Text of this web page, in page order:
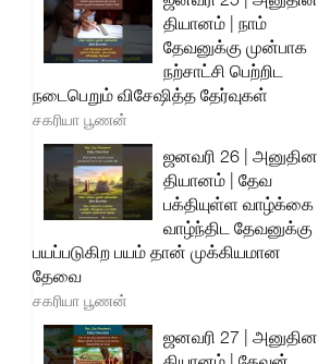
தியானம் | நாம்
தேவனுக்கு முன்பாக
நற்சாட்சி பெற்றிட
நடைபெறும் விசேஷித்த தேர்வுகள்
சகரியா பூணன்
ஜனவரி 26 | அனுதின
தியானம் | தேவ
பக்தியுள்ள வாழ்க்கை
வாழ்ந்திட தேவனுக்கு
பயப்படுகிற பயம் தான் முக்கியமான
தேவை
சகரியா பூணன்
ஜனவரி 27 | அனுதின